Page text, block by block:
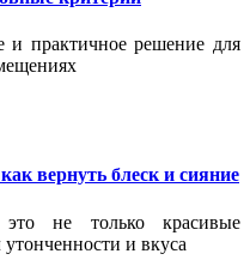
и практичное решение для
вернуть блеск и сияние
не только красивые
и вкуса